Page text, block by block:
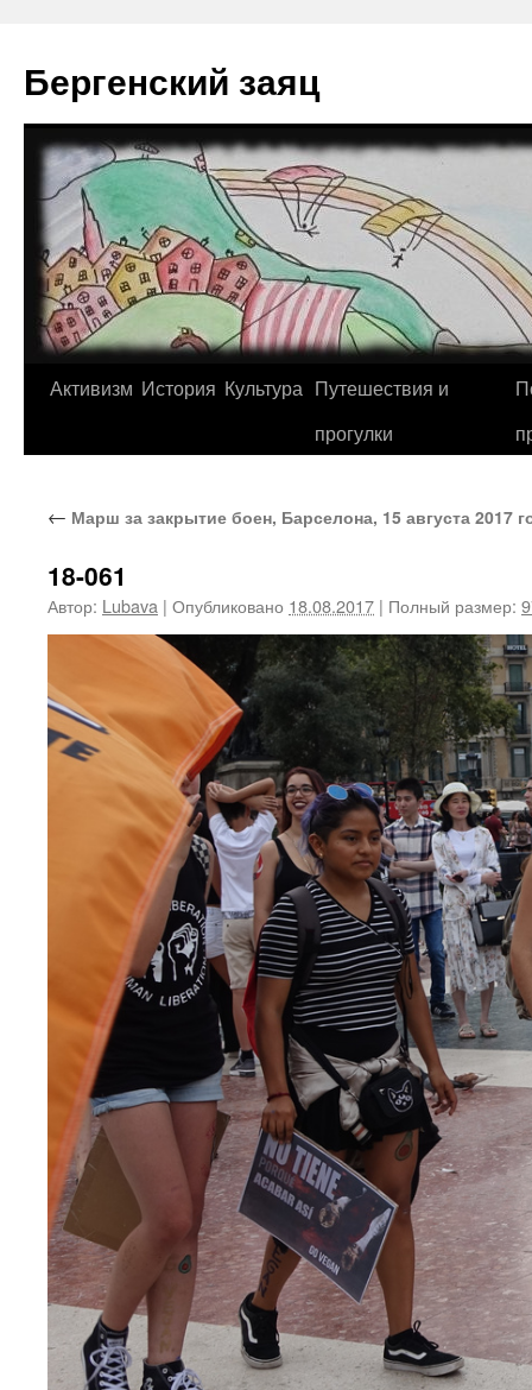
содержимому
Бергенский заяц
Активизм История Культура Путешествия и
прогулки
← Марш за закрытие боен, Барселона, 15 августа 2017
18-061
Автор: Lubava | Опубликовано 18.08.2017 | Полный размер: